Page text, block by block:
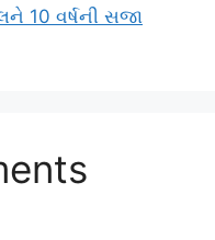
10 વર્ષની સજા